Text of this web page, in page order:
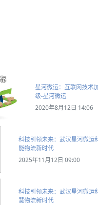
星河微运：互联网技术
级-星河微运
2020年8月12日 14:06
科技引领未来：武汉星河微运
能物流新时代
2025年11月12日 09:00
科技引领未来：武汉星河微运
慧物流新时代